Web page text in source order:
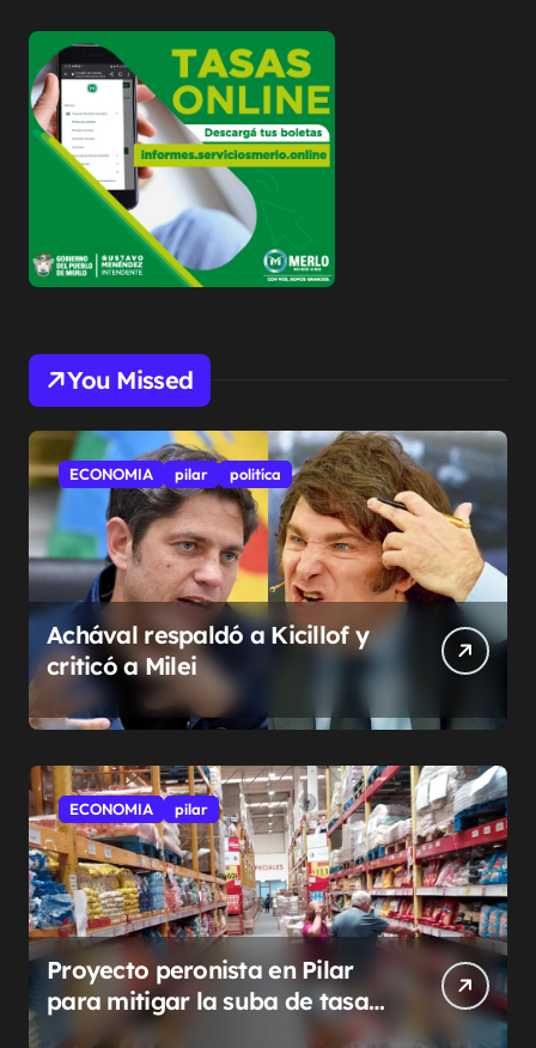
You Missed
ECONOMIA pilar politíca
Achával respaldó a Kicillof y
criticó a Milei
ECONOMIA pilar
Proyecto peronista en Pilar
para mitigar la suba de tasas
municipales